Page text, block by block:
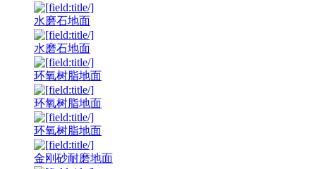
水磨石地面
水磨石地面
环氧树脂地面
环氧树脂地面
环氧树脂地面
金刚砂耐磨地面